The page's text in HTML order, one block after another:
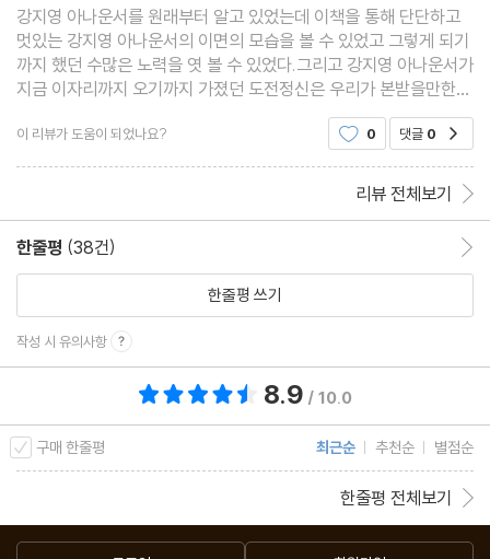
다정함은 체력에서 나온다
도망쳐야 하는 게 없다면 휴가는 필요하지 않아
과거도, 미래도 아닌 오늘에 집중하기
나 자신과 잘 지내기 위하여
부록. 조금씩 나를 성장시키는 시간의 법칙
해야 하는 일, 하고 싶은 일, 하면 좋은 일
내가 보낸 시간이 나다
지속 가능한 실행을 위해서는
아침 시간이 결정하는 것들
강지영 아나운서를 원래부터 알고 있었는데 이책을 통해 단단하고
멋있는 강지영 아나운서의 이면의 모습을 볼 수 있었고 그렇게 되기
까지 했던 수많은 노력을 엿 볼 수 있었다.그리고 강지영 아나운서가
지금 이자리까지 오기까지 가졌던 도전정신은 우리가 본받을만한
이 리뷰가 도움이 되었나요? 0 댓글 0
리뷰 전체보기
한줄평 (38건)
한줄평 쓰기
작성 시 유의사항
8.9 / 10.0
구매 한줄평 최근순 추천순 별점순
한줄평 전체보기